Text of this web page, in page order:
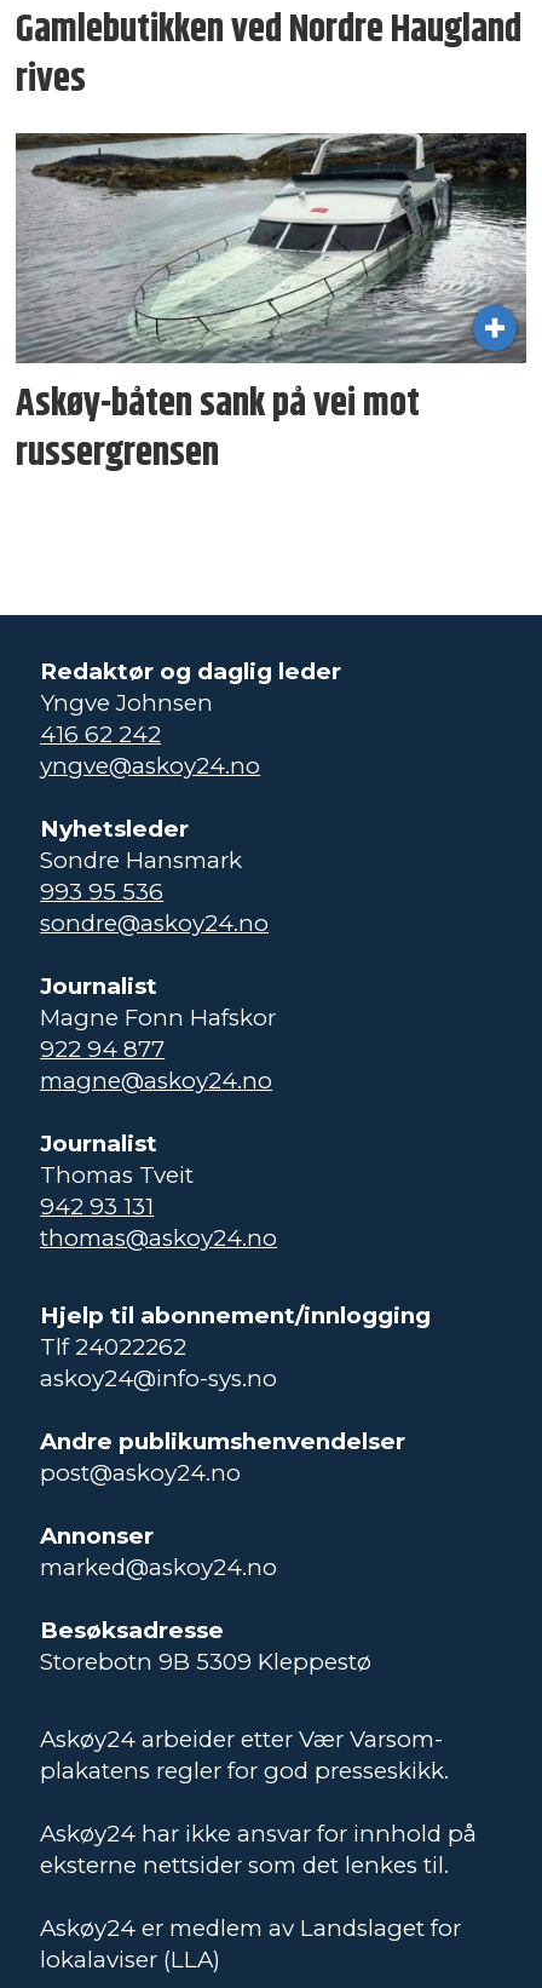
Gamlebutikken ved Nordre Haugland
rives
Askøy-båten sank på vei mot
russergrensen
Redaktør og daglig leder
Yngve Johnsen
416 62 242
yngve@askoy24.no
Nyhetsleder
Sondre Hansmark
993 95 536
sondre@askoy24.no
Journalist
Magne Fonn Hafskor
922 94 877
magne@askoy24.no
Journalist
Thomas Tveit
942 93 131
thomas@askoy24.no
Hjelp til abonnement/innlogging
Tlf 24022262
askoy24@info-sys.no
Andre publikumshenvendelser
post@askoy24.no
Annonser
marked@askoy24.no
Besøksadresse
Storebotn 9B 5309 Kleppestø
Askøy24 arbeider etter Vær Varsom-
plakatens regler for god presseskikk.
Askøy24 har ikke ansvar for innhold på
eksterne nettsider som det lenkes til.
Askøy24 er medlem av Landslaget for
lokalaviser (LLA)